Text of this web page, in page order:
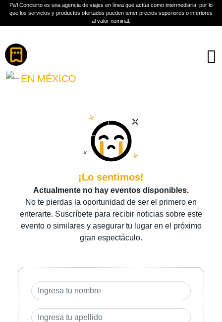
Pa'l Concierto es una agencia de viajes en línea que actúa como intermediaria, por lo
que los servicios y productos ofertados pueden tener precios superiores o inferiores
al valor nominal.
Boletos
DUNGEONS AND
DRAGONS
EN MÉXICO
¡Lo sentimos!
Actualmente no hay eventos disponibles.
No te pierdas la oportunidad de ser el primero en
enterarte. Suscríbete para recibir noticias sobre este
evento o similares y asegurar tu lugar en el próximo
gran espectáculo.